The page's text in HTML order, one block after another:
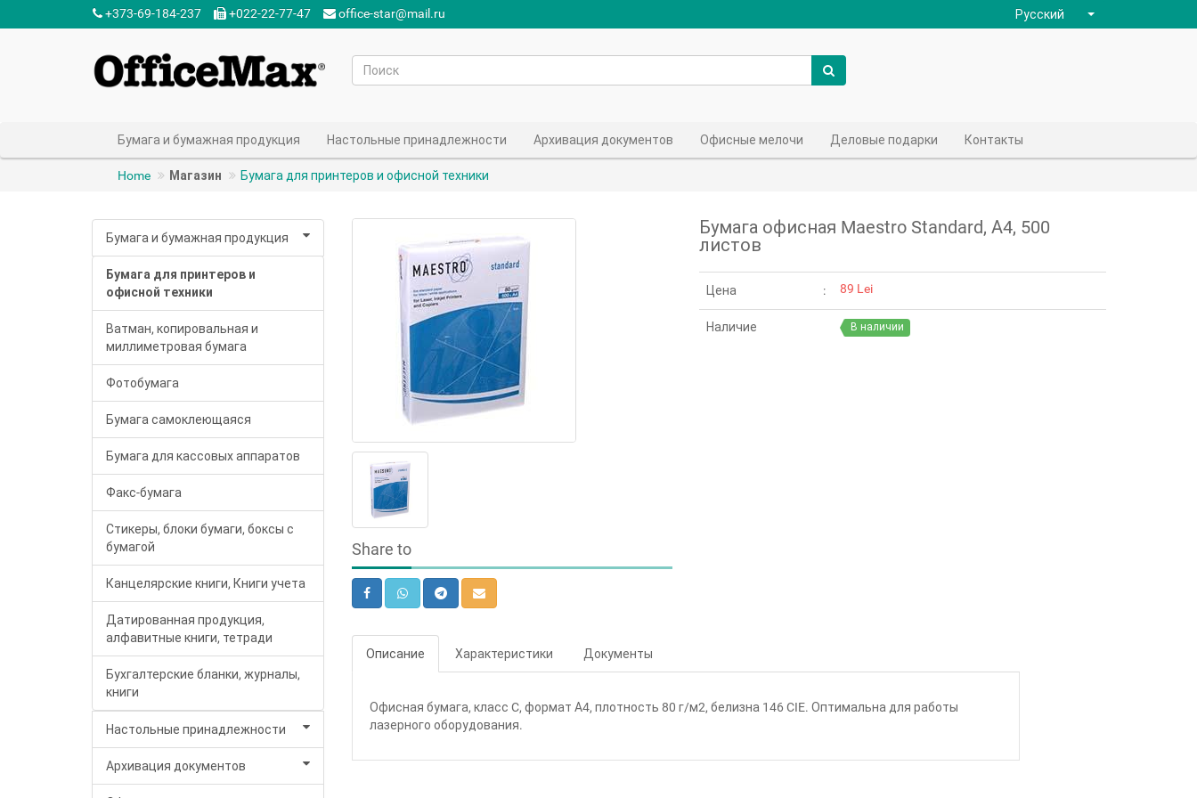
+373-69-184-237‬ +022-22-77-47‬ office-star@mail.ru Русский
Бумага и бумажная продукция Настольные принадлежности Архивация документов Офисные мелочи Деловые подарки Контакты
Home Магазин Бумага для принтеров и офисной техники
Бумага и бумажная продукция
Бумага для принтеров и
офисной техники
Ватман, копировальная и
миллиметровая бумага
Фотобумага
Бумага самоклеющаяся
Бумага для кассовых аппаратов
Факс-бумага
Стикеры, блоки бумаги, боксы с
бумагой
Канцелярские книги, Книги учета
Датированная продукция,
алфавитные книги, тетради
Бухгалтерские бланки, журналы,
книги
Настольные принадлежности
Архивация документов
Share to
Бумага офисная Maestro Standard, А4, 500
листов
Цена 89 Lei
Наличие В наличии
Описание Характеристики Документы
Офисная бумага, класс C, формат А4, плотность 80 г/м2, белизна 146 CIE. Оптимальна для работы
лазерного оборудования.